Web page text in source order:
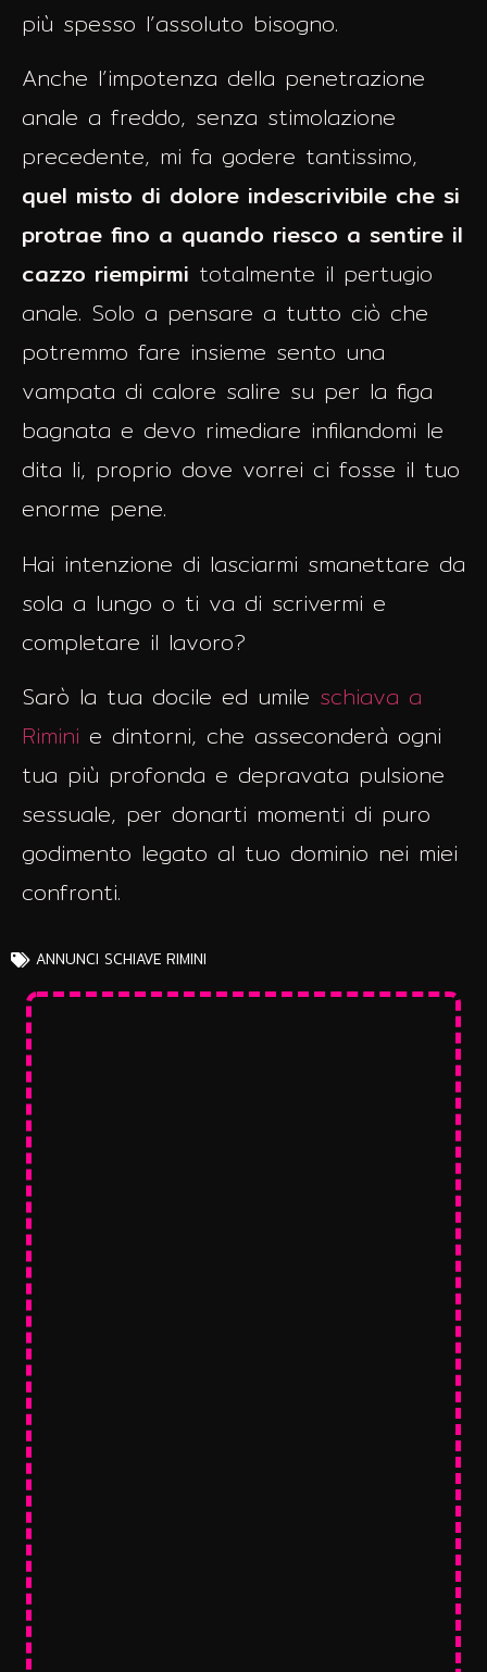
più spesso l’assoluto bisogno.
Anche l’impotenza della penetrazione
anale a freddo, senza stimolazione
precedente, mi fa godere tantissimo,
quel misto di dolore indescrivibile che si
protrae fino a quando riesco a sentire il
cazzo riempirmi totalmente il pertugio
anale. Solo a pensare a tutto ciò che
potremmo fare insieme sento una
vampata di calore salire su per la figa
bagnata e devo rimediare infilandomi le
dita li, proprio dove vorrei ci fosse il tuo
enorme pene.
Hai intenzione di lasciarmi smanettare da
sola a lungo o ti va di scrivermi e
completare il lavoro?
Sarò la tua docile ed umile schiava a
Rimini e dintorni, che asseconderà ogni
tua più profonda e depravata pulsione
sessuale, per donarti momenti di puro
godimento legato al tuo dominio nei miei
confronti.
ANNUNCI SCHIAVE RIMINI